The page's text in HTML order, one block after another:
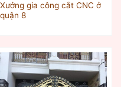
Xưởng gia công cắt CNC ở
quận 8